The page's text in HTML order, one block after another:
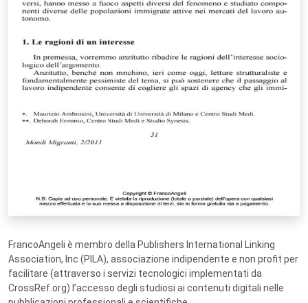
FrancoAngeli è membro della Publishers International Linking
Association, Inc (PILA), associazione indipendente e non profit per
facilitare (attraverso i servizi tecnologici implementati da
CrossRef.org) l’accesso degli studiosi ai contenuti digitali nelle